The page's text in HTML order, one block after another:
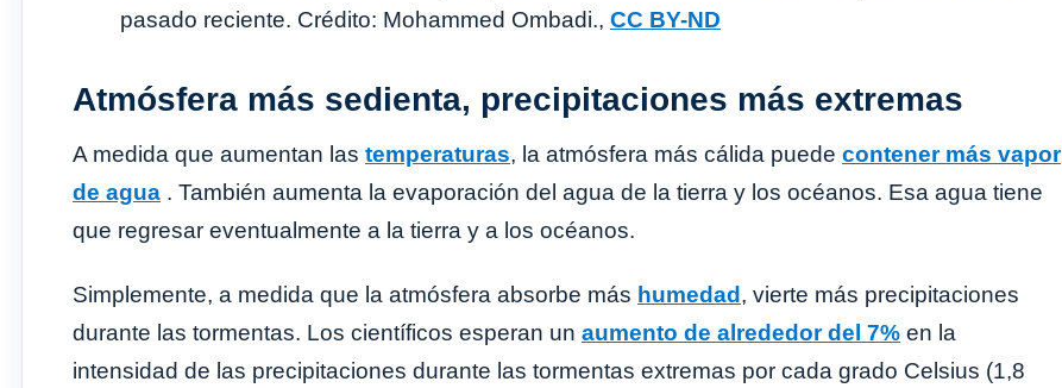
pasado reciente. Crédito: Mohammed Ombadi., CC BY-ND
Atmósfera más sedienta, precipitaciones más extremas
A medida que aumentan las temperaturas, la atmósfera más cálida puede contener más vapor
de agua . También aumenta la evaporación del agua de la tierra y los océanos. Esa agua tiene
que regresar eventualmente a la tierra y a los océanos.
Simplemente, a medida que la atmósfera absorbe más humedad , vierte más precipitaciones
durante las tormentas. Los científicos esperan un aumento de alrededor del 7% en la
intensidad de las precipitaciones durante las tormentas extremas por cada grado Celsius (1,8